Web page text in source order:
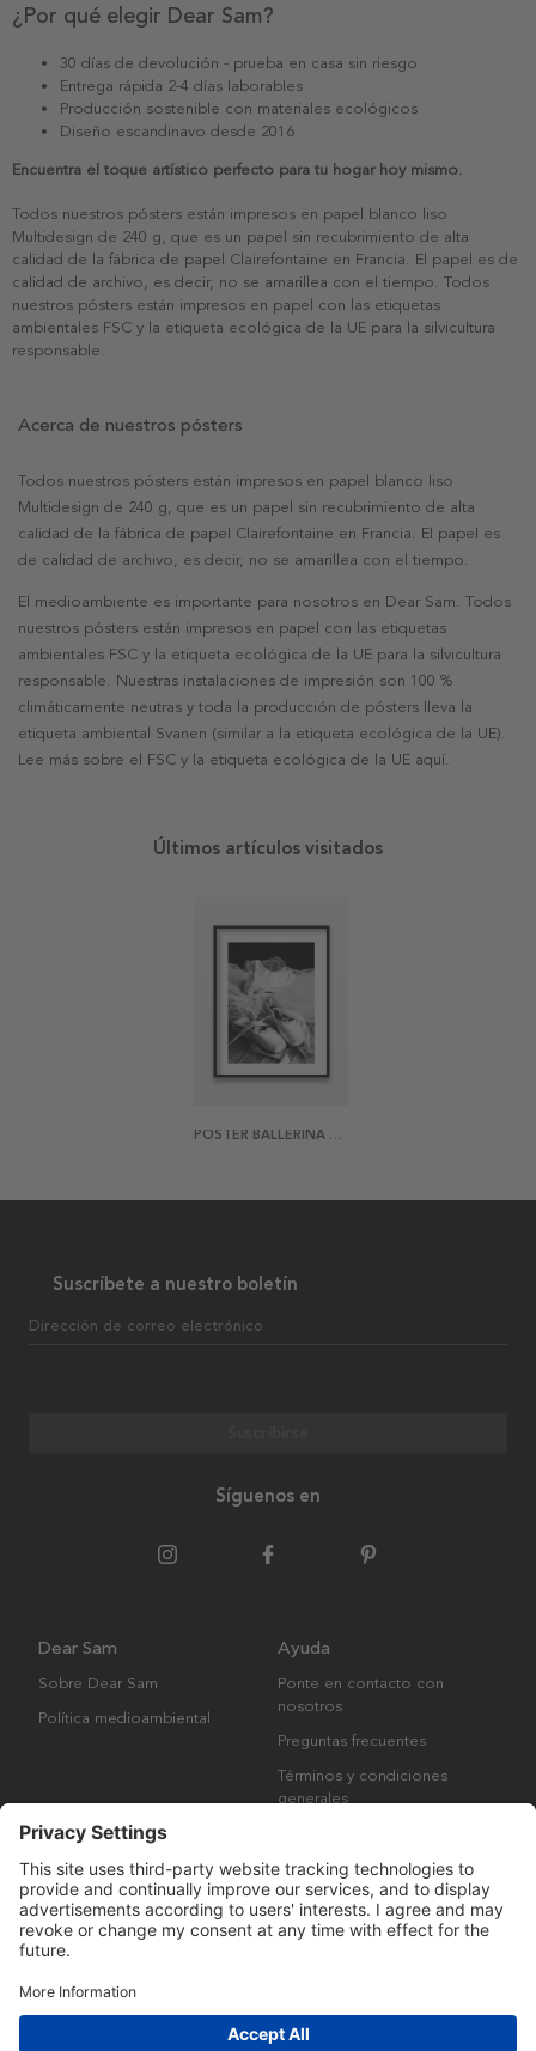
¿Por qué elegir Dear Sam?
30 días de devolución - prueba en casa sin riesgo
Entrega rápida 2-4 días laborables
Producción sostenible con materiales ecológicos
Diseño escandinavo desde 2016
Encuentra el toque artístico perfecto para tu hogar hoy mismo.
Todos nuestros pósters están impresos en papel blanco liso
Multidesign de 240 g, que es un papel sin recubrimiento de alta
calidad de la fábrica de papel Clairefontaine en Francia. El papel es de
calidad de archivo, es decir, no se amarillea con el tiempo. Todos
nuestros pósters están impresos en papel con las etiquetas
ambientales FSC y la etiqueta ecológica de la UE para la silvicultura
responsable.
Acerca de nuestros pósters
Todos nuestros pósters están impresos en papel blanco liso
Multidesign de 240 g, que es un papel sin recubrimiento de alta
calidad de la fábrica de papel Clairefontaine en Francia. El papel es
de calidad de archivo, es decir, no se amarillea con el tiempo.
El medioambiente es importante para nosotros en Dear Sam. Todos
nuestros pósters están impresos en papel con las etiquetas
ambientales FSC y la etiqueta ecológica de la UE para la silvicultura
responsable. Nuestras instalaciones de impresión son 100 %
climáticamente neutras y toda la producción de pósters lleva la
etiqueta ambiental Svanen (similar a la etiqueta ecológica de la UE).
Lee más sobre el FSC y la etiqueta ecológica de la UE aquí.
Últimos artículos visitados
POSTER BALLERINA SLIPPERS
Suscríbete a nuestro boletín
Dirección de correo electrónico
Síguenos en
Dear Sam
Sobre Dear Sam
Política medioambiental
Ayuda
Ponte en contacto con
nosotros
Preguntas frecuentes
Términos y condiciones
generales
Derechos de autor © Many Brands AB 2023. Todos los derechos